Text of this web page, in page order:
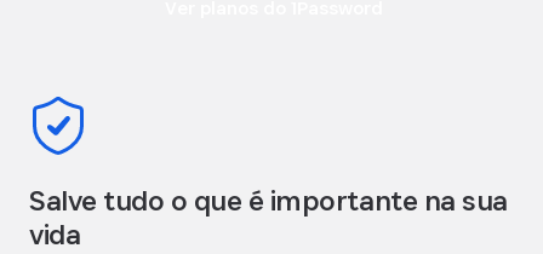
Salve tudo o que é importante na sua
vida